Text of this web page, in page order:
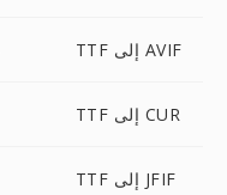
TTF إلى AVIF
TTF إلى CUR
TTF إلى JFIF